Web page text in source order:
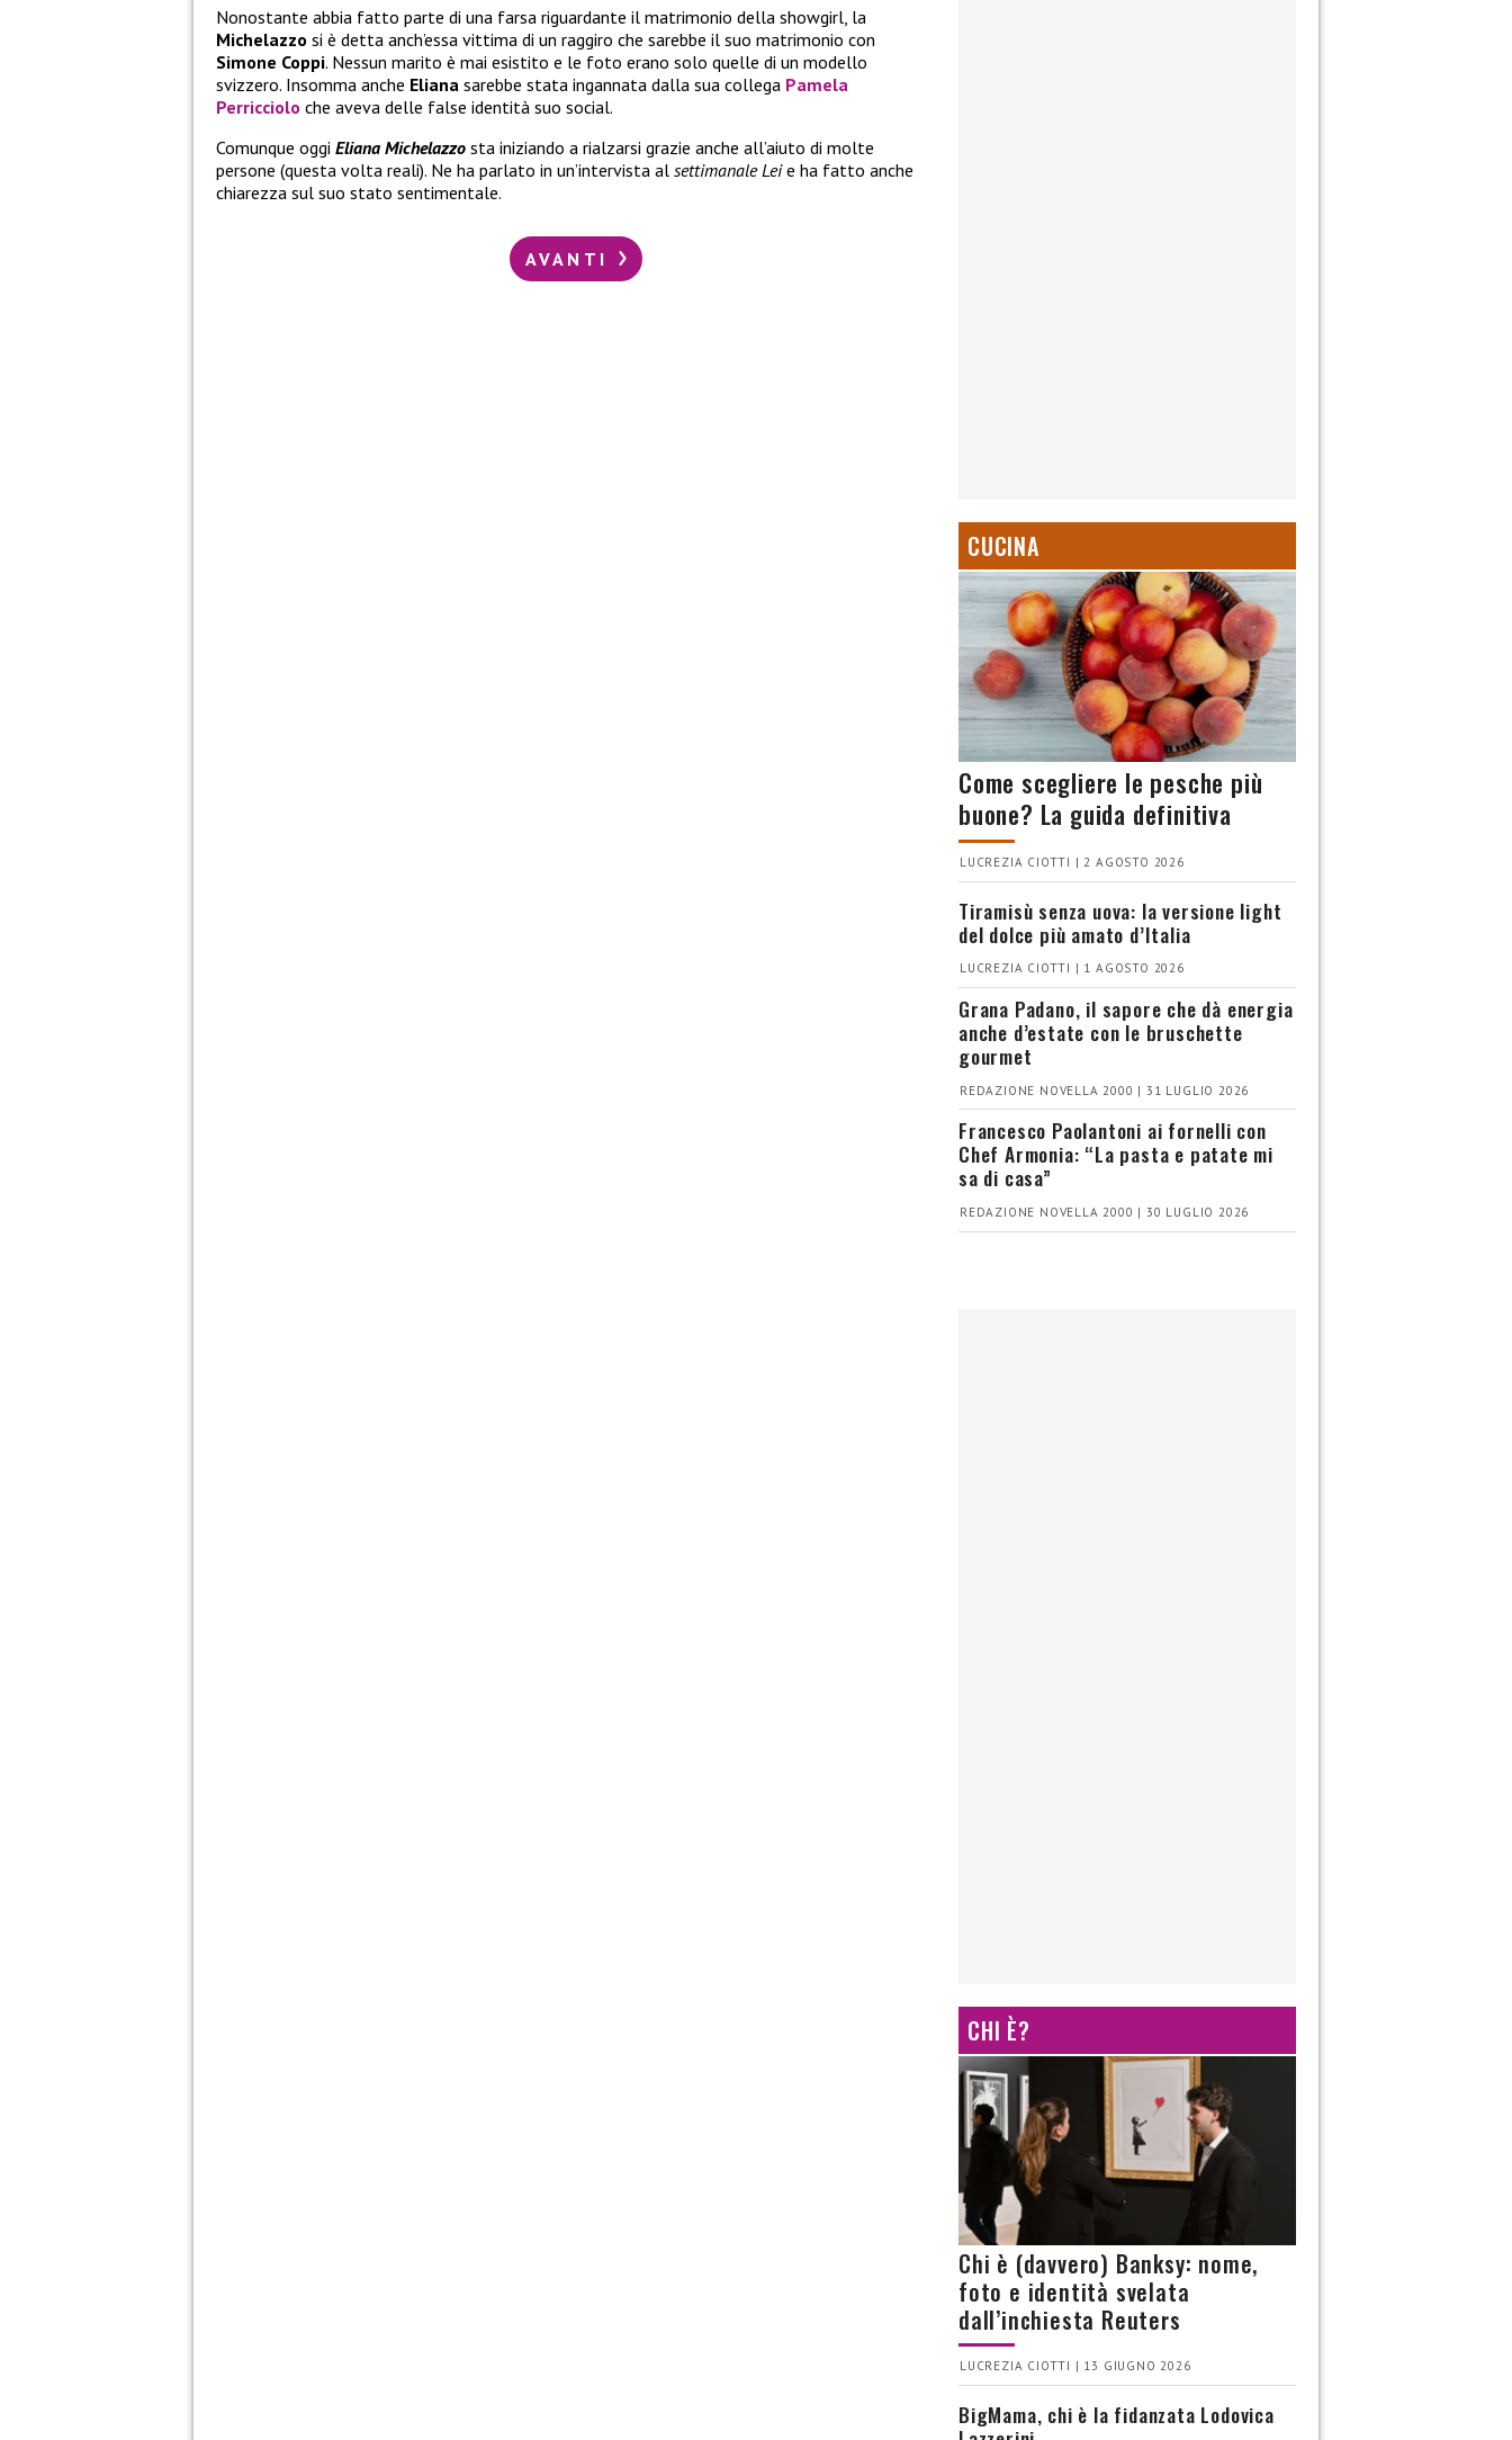
Nonostante abbia fatto parte di una farsa riguardante il matrimonio della showgirl, la
Michelazzo si è detta anch’essa vittima di un raggiro che sarebbe il suo matrimonio con
Simone Coppi. Nessun marito è mai esistito e le foto erano solo quelle di un modello
svizzero. Insomma anche Eliana sarebbe stata ingannata dalla sua collega Pamela
Perricciolo che aveva delle false identità suo social.
Comunque oggi Eliana Michelazzo sta iniziando a rialzarsi grazie anche all’aiuto di molte
persone (questa volta reali). Ne ha parlato in un’intervista al settimanale Leie ha fatto anche
chiarezza sul suo stato sentimentale.
AVANTI
CUCINA
Come scegliere le pesche più
buone? La guida definitiva
LUCREZIA CIOTTI | 2 AGOSTO 2026
Tiramisù senza uova: la versione light
del dolce più amato d’Italia
LUCREZIA CIOTTI | 1 AGOSTO 2026
Grana Padano, il sapore che dà energia
anche d’estate con le bruschette
gourmet
REDAZIONE NOVELLA 2000 | 31 LUGLIO 2026
Francesco Paolantoni ai fornelli con
Chef Armonia: “La pasta e patate mi
sa di casa”
REDAZIONE NOVELLA 2000 | 30 LUGLIO 2026
CHI È?
Chi è (davvero) Banksy: nome,
foto e identità svelata
dall’inchiesta Reuters
LUCREZIA CIOTTI | 13 GIUGNO 2026
BigMama, chi è la fidanzata Lodovica